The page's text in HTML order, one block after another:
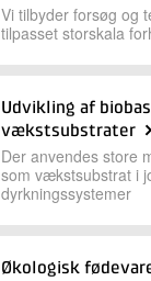
Vi tilbyder forsøg og
tilpasset storskala
Udvikling af
vækstsubstrater
Der anvendes store
som vækstsubstrat i
dyrkningssystemer
Økologisk